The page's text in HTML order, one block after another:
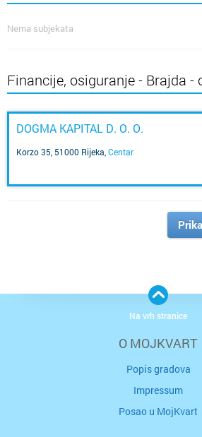
Nema subjekata
Financije, osiguranje - Brajda -
DOGMA KAPITAL D. O. O.
Korzo 35, 51000 Rijeka Centar
O MOJKVART
Popis gradova
Impressum
Posao u MojKvart
Na vrh stranice